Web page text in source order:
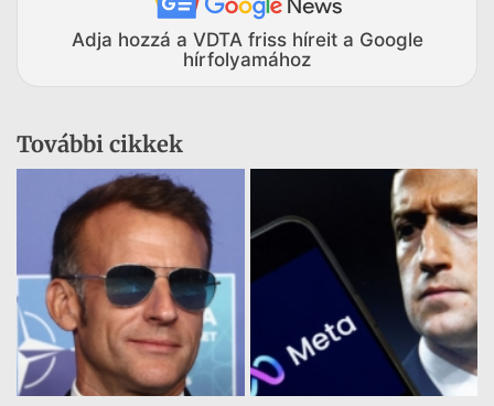
Adja hozzá a VDTA friss híreit a Google
hírfolyamához
További cikkek